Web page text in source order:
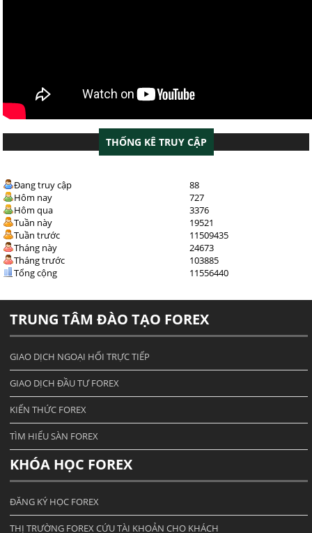
THỐNG KÊ TRUY CẬP
Đang truy cập
88
Hôm nay
727
Hôm qua
3376
Tuần này
19521
Tuần trước
11509435
Tháng này
24673
Tháng trước
103885
Tổng cộng
11556440
TRUNG TÂM ĐÀO TẠO FOREX
GIAO DỊCH NGOẠI HỐI TRỰC TIẾP
GIAO DỊCH ĐẦU TƯ FOREX
KIẾN THỨC FOREX
TÌM HIỂU SÀN FOREX
KHÓA HỌC FOREX
ĐĂNG KÝ HỌC FOREX
THỊ TRƯỜNG FOREX CỨU TÀI KHOẢN CHO KHÁCH